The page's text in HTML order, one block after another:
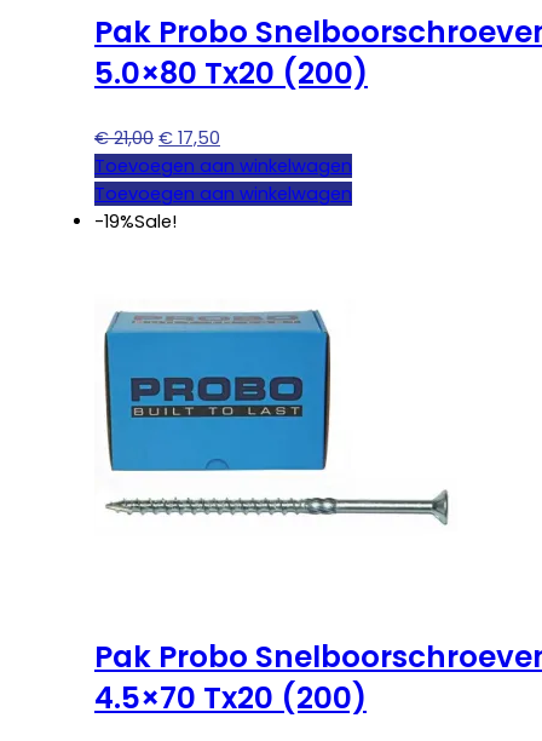
Pak Probo
5.0×80 Tx20 (200)
€21,00 Oorspronkelijke
prijs
was:
€ 21,00.
€ 17,50
prijs
is:
Toevoegen aan winkelwagen
Toevoegen aan winkelwagen
-19%Sale!
Pak Probo
4.5×70 Tx20 (200)